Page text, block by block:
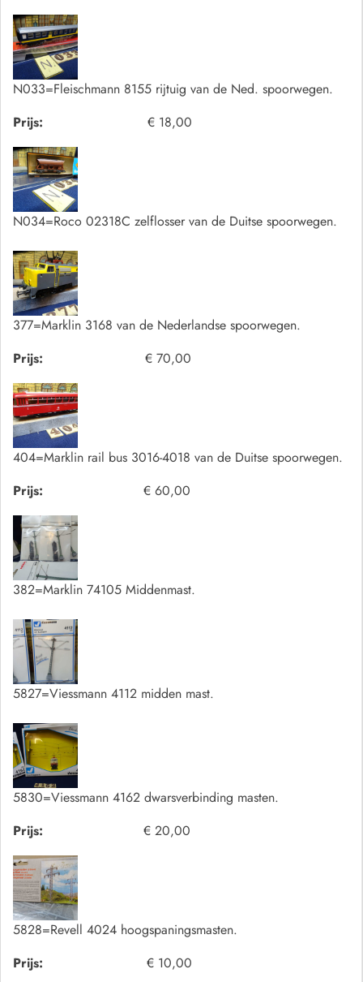
N033=Fleischmann 8155 rijtuig van de Ned. spoorwegen.
Prijs:
€ 18,00
N034=Roco 02318C zelflosser van de Duitse spoorwegen.
377=Marklin 3168 van de Nederlandse spoorwegen.
Prijs:
€ 70,00
404=Marklin rail bus 3016-4018 van de Duitse spoorwegen.
Prijs:
€ 60,00
382=Marklin 74105 Middenmast.
5827=Viessmann 4112 midden mast.
5830=Viessmann 4162 dwarsverbinding masten.
Prijs:
€ 20,00
5828=Revell 4024 hoogspaningsmasten.
Prijs:
€ 10,00